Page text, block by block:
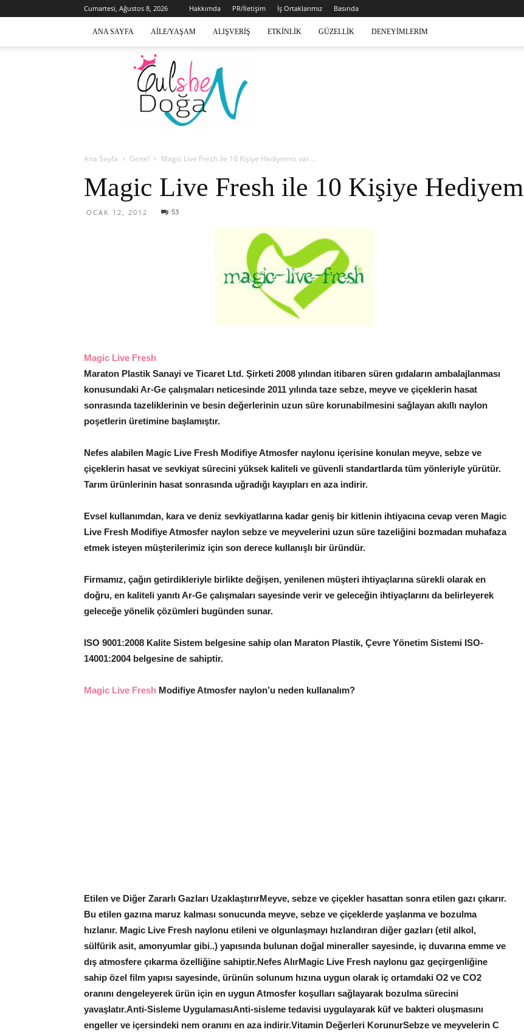
Cumartesi, Ağustos 8, 2026 Hakkımda PR/İletişim İş Ortaklarımız Basında
ANA SAYFA AILE/YAŞAM ALIŞVERIŞ ETKINLIK GÜZELLIK DENEYIMLERIM
Gülsen
Doğan
Ana Sayfa Genel Magic Live Fresh ile 10 Kişiye Hediyemiz var…
Magic Live Fresh ile 10 Kişiye
OCAK 12, 2012 53
Magic Live Fresh
Maraton Plastik Sanayi ve Ticaret Ltd. Şirketi 2008 yılından itibaren süren gıdaların ambalajlanması
konusundaki Ar-Ge çalışmaları neticesinde 2011 yılında taze sebze, meyve ve çiçeklerin hasat
sonrasında tazeliklerinin ve besin değerlerinin uzun süre korunabilmesini sağlayan akıllı naylon
poşetlerin üretimine başlamıştır.
Nefes alabilen Magic Live Fresh Modifiye Atmosfer naylonu içerisine konulan meyve, sebze ve
çiçeklerin hasat ve sevkiyat sürecini yüksek kaliteli ve güvenli standartlarda tüm yönleriyle yürütür.
Tarım ürünlerinin hasat sonrasında uğradığı kayıpları en aza indirir.
Evsel kullanımdan, kara ve deniz sevkiyatlarına kadar geniş bir kitlenin ihtiyacına cevap veren Magic
Live Fresh Modifiye Atmosfer naylon sebze ve meyvelerini uzun süre tazeliğini bozmadan muhafaza
etmek isteyen müşterilerimiz için son derece kullanışlı bir üründür.
Firmamız, çağın getirdikleriyle birlikte değişen, yenilenen müşteri ihtiyaçlarına sürekli olarak en
doğru, en kaliteli yanıtı Ar-Ge çalışmaları sayesinde verir ve geleceğin ihtiyaçlarını da belirleyerek
geleceğe yönelik çözümleri bugünden sunar.
ISO 9001:2008 Kalite Sistem belgesine sahip olan Maraton Plastik, Çevre Yönetim Sistemi ISO-
14001:2004 belgesine de sahiptir.
Magic Live Fresh Modifiye Atmosfer naylon’u neden kullanalım?
Etilen ve Diğer Zararlı Gazları UzaklaştırırMeyve, sebze ve çiçekler hasattan sonra etilen gazı çıkarır.
Bu etilen gazına maruz kalması sonucunda meyve, sebze ve çiçeklerde yaşlanma ve bozulma
hızlanır. Magic Live Fresh naylonu etileni ve olgunlaşmayı hızlandıran diğer gazları (etil alkol,
sülfürik asit, amonyumlar gibi..) yapısında bulunan doğal mineraller sayesinde, iç duvarına emme ve
dış atmosfere çıkarma özelliğine sahiptir.Nefes AlırMagic Live Fresh naylonu gaz geçirgenliğine
sahip özel film yapısı sayesinde, ürünün solunum hızına uygun olarak iç ortamdaki O2 ve CO2
oranını dengeleyerek ürün için en uygun Atmosfer koşulları sağlayarak bozulma sürecini
yavaşlatır.Anti-Sisleme UygulamasıAnti-sisleme tedavisi uygulayarak küf ve bakteri oluşmasını
engeller ve içersindeki nem oranını en aza indirir.Vitamin Değerleri KorunurSebze ve meyvelerin C